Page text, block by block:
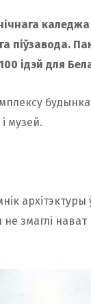
піўзавода.
ідэй для
музей.
змаглі